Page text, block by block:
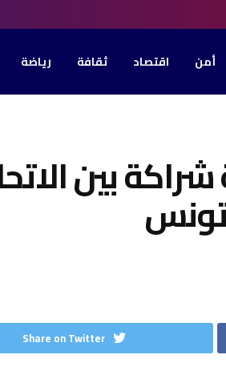
أمن اقتصاد ثقافة رياضة
بين
Share on Twitter